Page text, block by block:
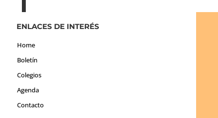
ENLACES DE INTERÉS
Home
Boletín
Colegios
Agenda
Contacto